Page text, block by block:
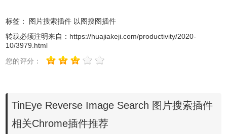
要设置扩展程序首选项，请转到Chrome菜单栏中的工具>扩
展程序。在扩展列表中找到“ TinEye反向图像搜索”，然后单
-设置排序顺序首选项
标签： 图片搜索插件 以图搜图插件
转载必须注明来自： https://huajiakeji.com/productivity/2020-
10/3979.html
您的评分：
TinEye Reverse Image Search 图片搜索插件
相关Chrome插件推荐